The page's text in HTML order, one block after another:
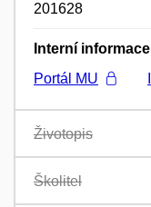
201628
Interní informace
Portál MU
Životopis
Školitel